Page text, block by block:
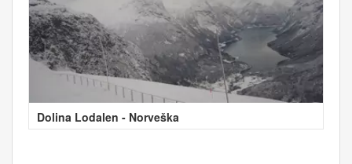
Dolina Lodalen - Norveška